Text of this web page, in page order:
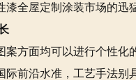
全屋定制涂装市场的迅
案方面均可以进行个性
际前沿水准，工艺手法